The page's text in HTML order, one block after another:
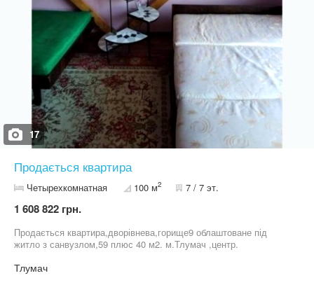
17
Продається квартира
Четырехкомнатная 100 м2 7 / 7 эт.
1 608 822 грн.
Продається квартира,дворівнева,горище9 облаштоване під
житло з санвузлом,59 плюс 40 м2. м.Тлумач ,центр.
Тлумач